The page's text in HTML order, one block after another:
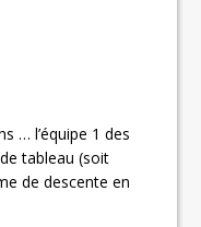
… l’équipe 1 des
tableau (soit
de descente en